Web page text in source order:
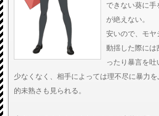
できない葵に手
が絶えない。
安いので、モヤ
動揺した際には
ったり暴言を吐
少なくなく、相手によっては理不尽に暴力
的未熟さも見られる。